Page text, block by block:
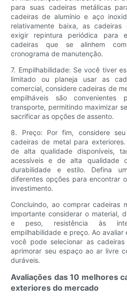
para suas cadeiras metálicas
cadeiras de alumínio e aço
relativamente baixa, as
exigir repintura periódica para
cadeiras que se alinhem
cronograma de manutenção.
7. Empilhabilidade: Se você tiver
limitado ou planeja usar as
comercial, considere cadeiras de
empilháveis ​​são convenientes
transporte, permitindo maximizar
sacrificar as opções de assento.
8. Preço: Por fim, considere
cadeiras de metal para
de alta qualidade disponíveis,
acessíveis e de alta qualidade
durabilidade e estilo. Defina
diferentes opções para encontrar
investimento.
Concluindo, ao comprar cadeiras
importante considerar o material,
e peso, resistência às
empilhabilidade e preço. Ao avaliar
você pode selecionar as
aprimorar seu espaço ao ar livre
duráveis.
Avaliações das 10 melhores
exteriores do mercado